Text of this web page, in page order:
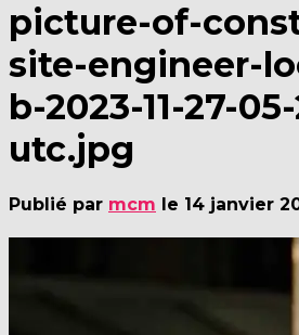
picture-of-
site-engineer-
b-2023-11-27-
utc.jpg
Publié par mcm le 14 janvier